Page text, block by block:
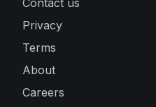
Contact us
Privacy
Terms
About
Careers